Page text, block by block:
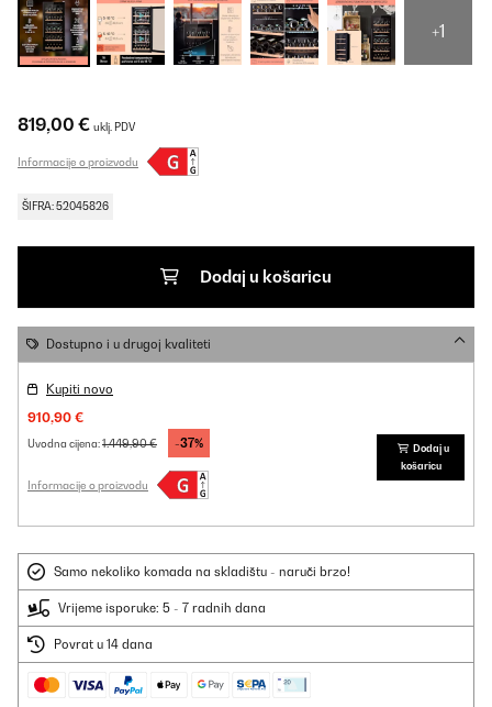
+1
819,00 € uklj. PDV
Informacije o proizvodu
ŠIFRA: 52045826
Dodaj u košaricu
Dostupno i u drugoj kvaliteti
Kupiti novo
910,90 €
Uvodna cijena:1.449,90 € -37%
Informacije o proizvodu
Dodaj u
košaricu
Samo nekoliko komada na skladištu - naruči brzo!
Vrijeme isporuke: 5 - 7 radnih dana
Povrat u 14 dana